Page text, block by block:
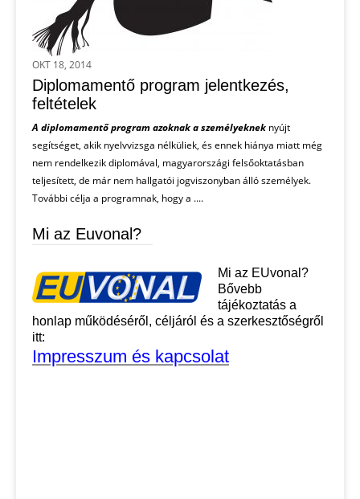
OKT 18, 2014
Diplomamentő program jelentkezés,
feltételek
A diplomamentő program azoknak a személyeknek nyújt
segítséget, akik nyelvvizsga nélküliek, és ennek hiánya miatt még
nem rendelkezik diplomával, magyarországi felsőoktatásban
teljesített, de már nem hallgatói jogviszonyban álló személyek.
További célja a programnak, hogy a ....
Mi az Euvonal?
Mi az EUvonal?
Bővebb
tájékoztatás a
honlap működéséről, céljáról és a szerkesztőségről
itt:
Impresszum és kapcsolat